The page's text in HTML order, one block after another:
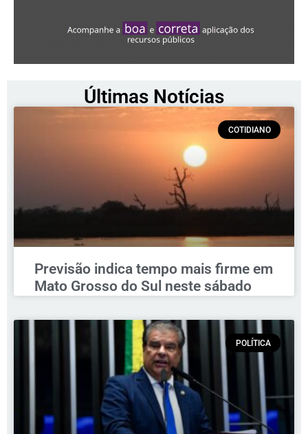
Últimas Notícias
COTIDIANO
Previsão indica tempo mais firme em
Mato Grosso do Sul neste sábado
POLÍTICA